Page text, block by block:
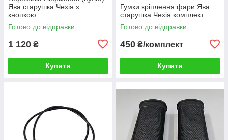
Ява старушка Чехія з
кнопкою
Готово до відправки
1 120 ₴
Купити
Гумки кріплення фари Ява
старушка Чехія комплект
Готово до відправки
450 ₴/комплект
Купити